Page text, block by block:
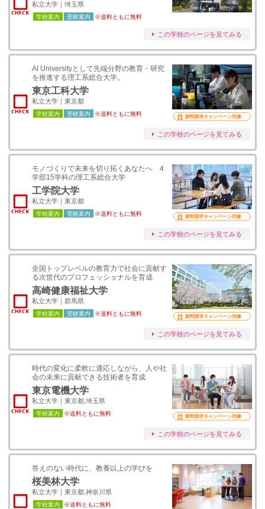
私立大学｜埼玉県
学校案内 受験案内 ※送料ともに無料
この学校のページを見てみる
AI Universityとして先端分野の教育・研究
を推進する理工系総合大学。
東京工科大学
私立大学｜東京都
学校案内 受験案内 ※送料ともに無料 資料請求キャンペーン対象
この学校のページを見てみる
モノづくりで未来を切り拓くあなたへ 4
学部15学科の理工系総合大学
工学院大学
私立大学｜東京都
学校案内 受験案内 ※送料ともに無料 資料請求キャンペーン対象
この学校のページを見てみる
全国トップレベルの教育力で社会に貢献す
る次世代のプロフェッショナルを育成
高崎健康福祉大学
私立大学｜群馬県
学校案内 受験案内 ※送料ともに無料 資料請求キャンペーン対象
この学校のページを見てみる
時代の変化に柔軟に適応しながら、人や社
会の未来に貢献できる技術者を育成
東京電機大学
私立大学｜東京都,埼玉県
学校案内 ※送料ともに無料 資料請求キャンペーン対象
この学校のページを見てみる
答えのない時代に、教養以上の学びを
桜美林大学
私立大学｜東京都,神奈川県
学校案内 ※送料ともに無料